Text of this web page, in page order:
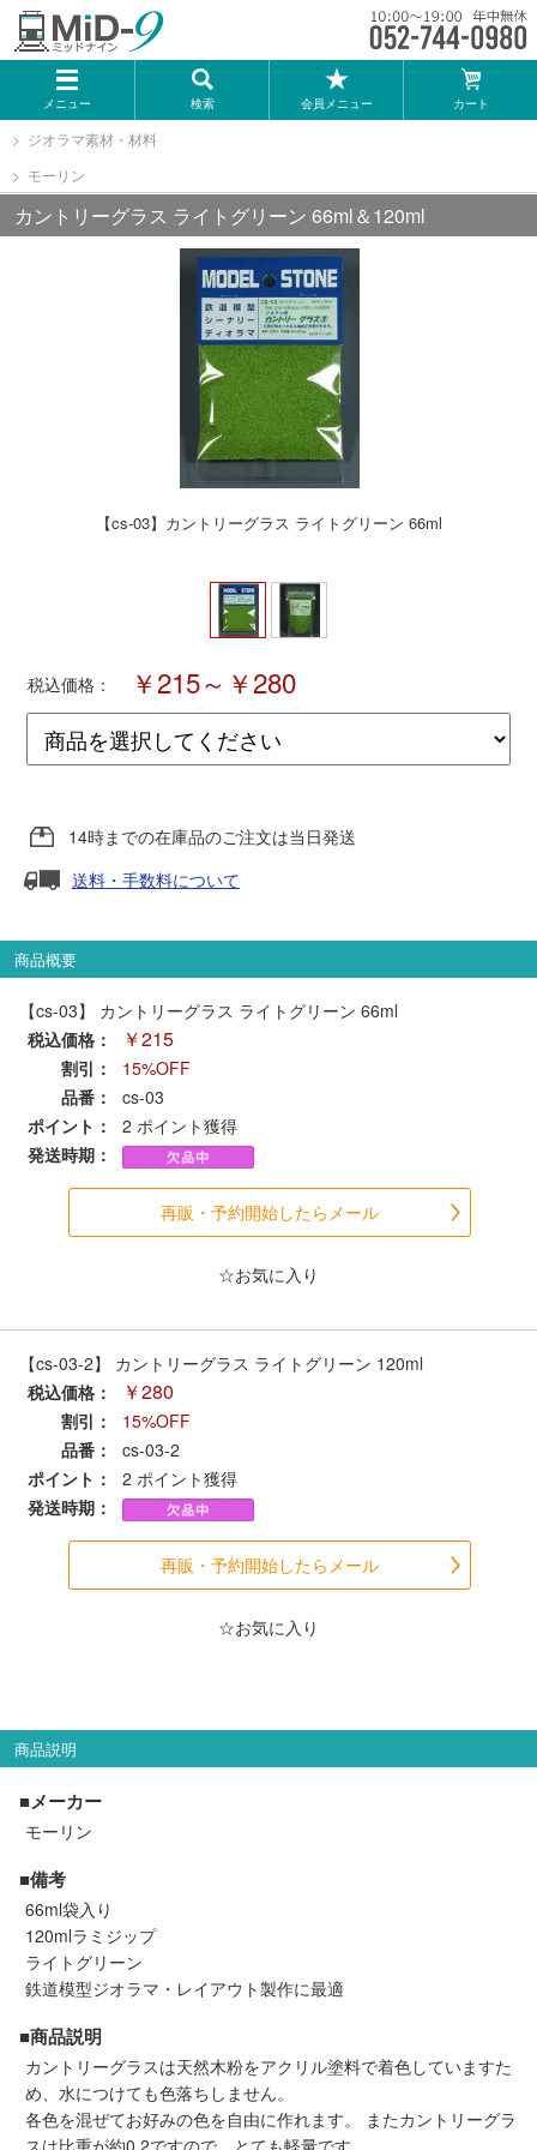
メニュー 検索 会員メニュー カート
メーカー一覧
TOMIX
KATO
Bトレインショーティー
タカラトミー（プラレール）
さんけい
セール品・キャンペーン
セール商品
走行エリア別 鉄道模型車両リスト
関東
中部 関西
中国・四国
お役立ち情報
商品レビュー
LINEお友達登録
ヘルプページ
お問い合せ
ログイン/マイページ
お気に入りリスト
新規会員登録
ジオラマ素材・材料
モーリン
カントリーグラス ライトグリーン 66ml＆120ml
【cs-03】カントリーグラス ライトグリーン 66ml
税込価格： ￥215～￥280
14時までの在庫品のご注文は当日発送
送料・手数料について
商品概要
【cs-03】 カントリーグラス ライトグリーン 66ml
税込価格：
￥215
割引：
15%OFF
品番：
cs-03
ポイント：
2 ポイント獲得
発送時期：
再販・予約開始したらメール
☆お気に入り
【cs-03-2】 カントリーグラス ライトグリーン 120ml
税込価格：
￥280
割引：
15%OFF
品番：
cs-03-2
ポイント：
2 ポイント獲得
発送時期：
再販・予約開始したらメール
☆お気に入り
商品説明
■メーカー
モーリン
■備考
66ml袋入り
120mlラミジップ
ライトグリーン
鉄道模型ジオラマ・レイアウト製作に最適
■商品説明
カントリーグラスは天然木粉をアクリル塗料で着色していますた
め、水につけても色落ちしません。
各色を混ぜてお好みの色を自由に作れます。 またカントリーグラ
スは比重が約0.2ですので、とても軽量です。